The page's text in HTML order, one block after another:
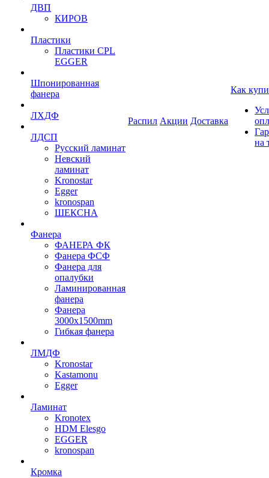
ДВП
КИРОВ
Пластики
Пластики CPL
EGGER
Шпонированная
фанера
ЛХДФ
ЛДСП
Русский ламинат
Невский
ламинат
Kronostar
Egger
kronospan
ШЕКСНА
Фанера
ФАНЕРА ФК
Фанера ФСФ
Фанера для
опалубки
Ламинированная
фанера
Фанера
3000х1500mm
Гибкая фанера
ЛМДФ
Kronostar
Kastamonu
Egger
Ламинат
Kronotex
HDM Elesgo
EGGER
kronospan
Кромка
Распил Акции Доставка
Как
на